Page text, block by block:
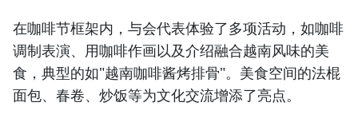
在咖啡节框架内，与会代表体验了多项活动，如咖啡
调制表演、用咖啡作画以及介绍融合越南风味的美
食，典型的如"越南咖啡酱烤排骨"。美食空间的法棍
面包、春卷、炒饭等为文化交流增添了亮点。